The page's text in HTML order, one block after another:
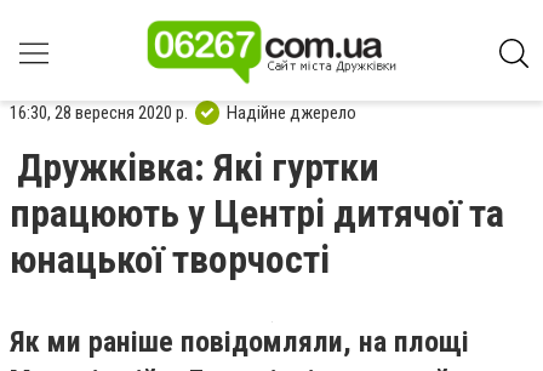
16:30, 28 вересня 2020 р. Надійне джерело
Дружківка: Які гуртки
працюють у Центрі дитячої та
юнацької творчості
Як ми раніше повідомляли, на площі